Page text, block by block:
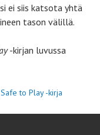
ei siis katsota yhtä
tason välillä.
-kirjan luvussa
Safe to Play -kirja